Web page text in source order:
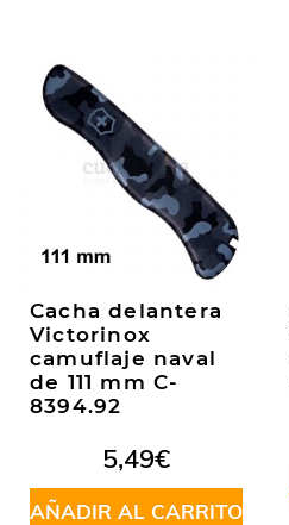
Cacha delantera
Victorinox
camuflaje naval
de 111 mm C-
8394.92
5,49€
AÑADIR AL CARRITO